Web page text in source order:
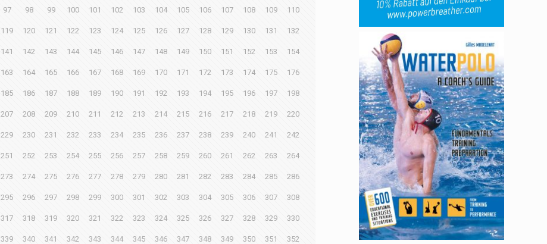
97 98 99 100 101 102 103 104 105 106 107 108 109 110
119 120 121 122 123 124 125 126 127 128 129 130 131 132
141 142 143 144 145 146 147 148 149 150 151 152 153 154
163 164 165 166 167 168 169 170 171 172 173 174 175 176
185 186 187 188 189 190 191 192 193 194 195 196 197 198
207 208 209 210 211 212 213 214 215 216 217 218 219 220
229 230 231 232 233 234 235 236 237 238 239 240 241 242
251 252 253 254 255 256 257 258 259 260 261 262 263 264
273 274 275 276 277 278 279 280 281 282 283 284 285 286
295 296 297 298 299 300 301 302 303 304 305 306 307 308
317 318 319 320 321 322 323 324 325 326 327 328 329 330
339 340 341 342 343 344 345 346 347 348 349 350 351 352